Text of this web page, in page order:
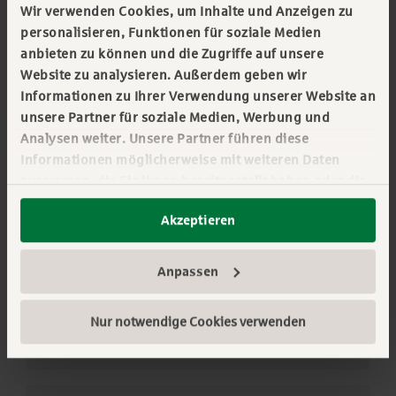
Wir verwenden Cookies, um Inhalte und Anzeigen zu
personalisieren, Funktionen für soziale Medien
anbieten zu können und die Zugriffe auf unsere
Website zu analysieren. Außerdem geben wir
Informationen zu Ihrer Verwendung unserer Website an
unsere Partner für soziale Medien, Werbung und
Analysen weiter. Unsere Partner führen diese
Informationen möglicherweise mit weiteren Daten
zusammen, die Sie ihnen bereitgestellt haben oder die
sie im Rahmen Ihrer Nutzung der Dienste gesammelt
haben. Sie geben Einwilligung zu unseren Cookies,
wenn Sie unsere Webseite weiterhin nutzen. Mehr
||Datenschutz
Akzeptieren
Anpassen
Nur notwendige Cookies verwenden
Services for Mobility-Costumers »
In all matters relating to accidental damage,
repair approvals, fuel card replacement,
delivery dates for new vehicles or vehicle
return.
Damage Report online
» Salary conversion model
» Deutsche Leasing Mobility online
Deutsche Leasing business price for mineral
oil